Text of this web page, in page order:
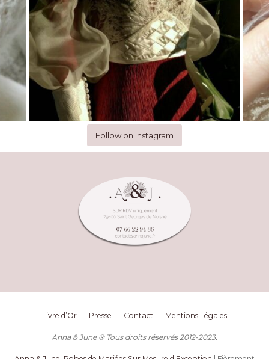
Follow on Instagram
Livre d’Or Presse Contact Mentions Légales
Anna & June ® Tous droits réservés 2012-2023.